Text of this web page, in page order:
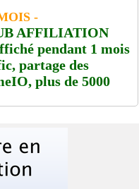
-
AFFILIATION
pendant 1 mois
partage des
plus de 5000